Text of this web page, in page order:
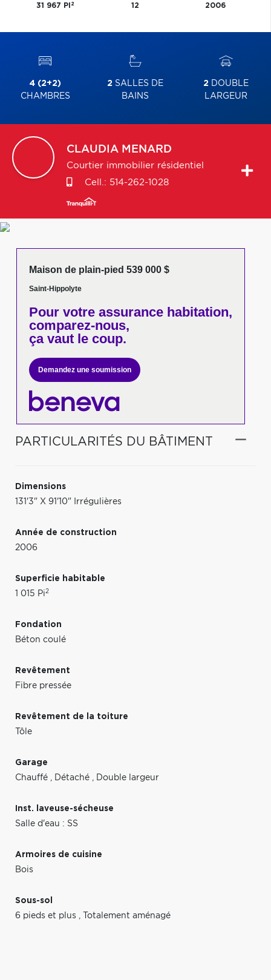
31 967 PI 2
12
2006
4 (2+2)
CHAMBRES
2 SALLES DE
BAINS
2DOUBLE
LARGEUR
CLAUDIA MENARD
Courtier immobilier résidentiel
Cell.: 514-262-1028
Maison de plain-pied 539 000 $
Saint-Hippolyte
Pour votreassurance habitation,
comparez-nous,
ça vaut le coup.
Demandez une soumission
PARTICULARITÉS DU BÂTIMENT
Dimensions
131'3" X 91'10" Irrégulières
Année de construction
2006
Superficie habitable
1 015 Pi2
Fondation
Béton coulé
Revêtement
Fibre pressée
Revêtement de la toiture
Tôle
Garage
Chauffé , Détaché , Double largeur
Inst. laveuse-sécheuse
Salle d'eau : SS
Armoires de cuisine
Bois
Sous-sol
6 pieds et plus , Totalement aménagé